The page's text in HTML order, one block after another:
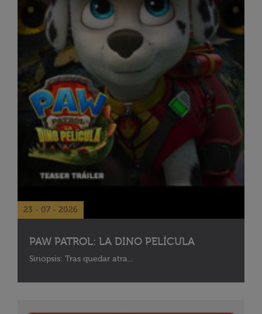
23 - 07 - 2026
PAW PATROL: LA DINO PELÍCULA
Sinopsis: Tras quedar atra...